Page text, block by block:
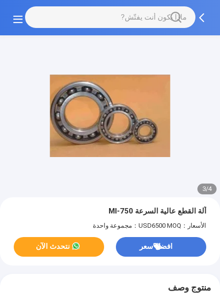
3/4
آلة القطع عالية السرعة Ml-750
الأسعار：USD6500 MOQ：مجموعة واحدة
افضل سعر نتحدث الآن
منتوج وصف